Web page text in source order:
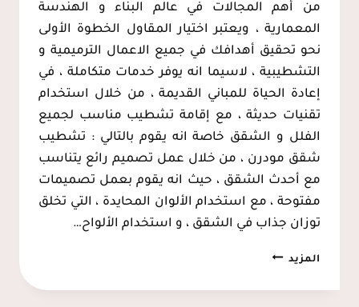
من أهم المجالات في عالم البناء و الهندسة
المعمارية ، ويعتبر اختيار المقاول الخطوة الأولى
نحو تحقيق أهدافك في جميع الاعمال الترميمية و
التشطيبية ، لاسيما انه يوفر خدمات متكاملة ، في
إعادة الحياة للمباني القديمة ، من خلال استخدام
تقنيات حديثة ، مع إقامة تشطيب مناسب لجميع
الفلل و الشقق خاصة انه يقوم بالتالي : تشطيب
شقق مودرن ، من خلال عمل تصميم رائع يتناسب
مع أحدث الشقق ، حيث انه يقوم بعمل تصميمات
مفتوحة ، مع استخدام الألوان المحايدة ، التي تخلق
توزان جذاب في الشقق ، و استخدام الألواح…
المزيدمقاول